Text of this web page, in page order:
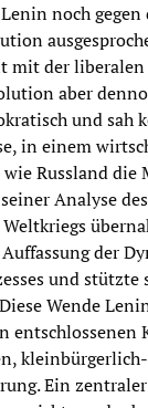
noch
mit der liberalen
aber
und sah
in einem
Russland die
Analyse
der
und stützte
Wende
entschlossenen
Ein